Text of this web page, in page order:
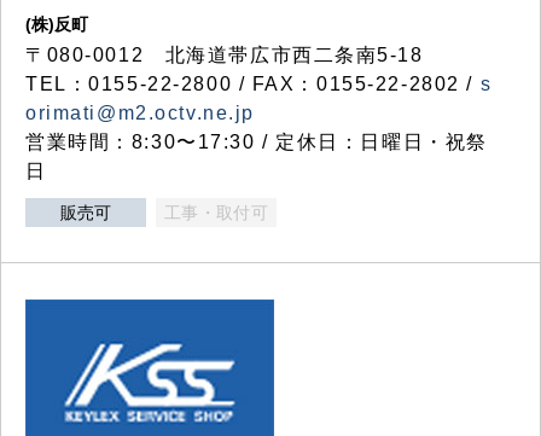
(株)反町
〒080-0012 北海道帯広市西二条南5-18
TEL：0155-22-2800 / FAX：0155-22-2802 / s
orimati@m2.octv.ne.jp
営業時間：8:30〜17:30 / 定休日：日曜日・祝祭
日
販売可 工事・取付可